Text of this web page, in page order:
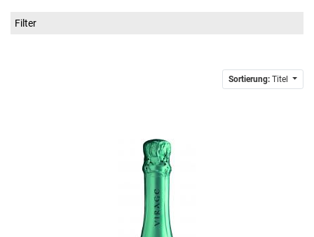
Filter
Sortierung: Titel